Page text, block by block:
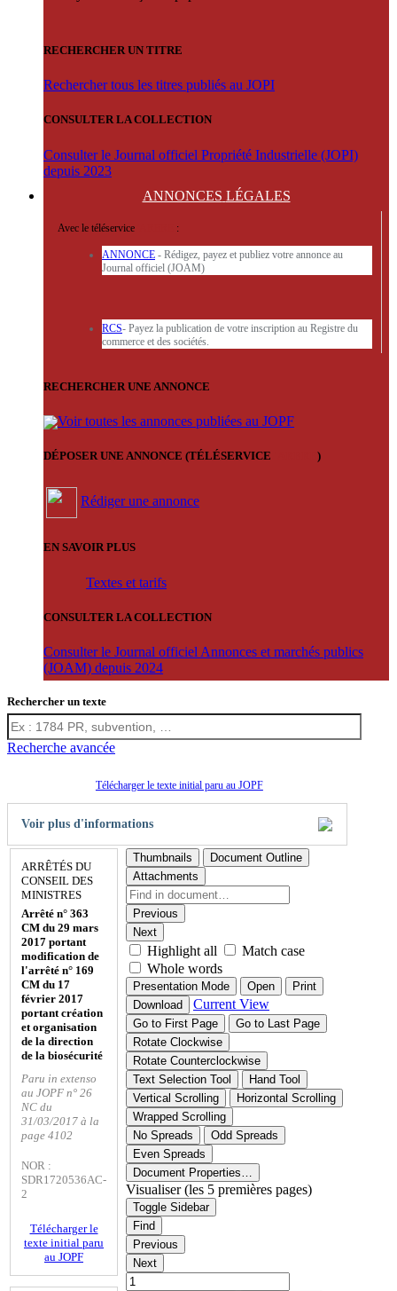
RECHERCHER UN TITRE
Rechercher tous les titres publiés au JOPI
CONSULTER LA COLLECTION
Consulter le Journal officiel Propriété Industrielle (JOPI)
depuis 2023
ANNONCES LÉGALES
Avec le téléservice :
ANNONCE - Rédigez, payez et publiez votre annonce au
Journal officiel (JOAM)
RCS- Payez la publication de votre inscription au Registre du
commerce et des sociétés.
RECHERCHER UNE ANNONCE
Voir toutes les annonces publiées au JOPF
DÉPOSER UNE ANNONCE (TÉLÉSERVICE )
Rédiger une annonce
EN SAVOIR PLUS
Textes et tarifs
CONSULTER LA COLLECTION
Consulter le Journal officiel Annonces et marchés publics
(JOAM) depuis 2024
Rechercher un texte
Recherche avancée
Télécharger le texte initial paru au JOPF
Voir plus d'informations
ARRÊTÉS DU
CONSEIL DES
MINISTRES
Arrêté n° 363
CM du 29 mars
2017 portant
modification de
l'arrêté n° 169
CM du 17
février 2017
portant création
et organisation
de la direction
de la biosécurité
Paru in extenso
au JOPF n° 26
NC du
31/03/2017 à la
page 4102
NOR :
SDR1720536AC-
2
Télécharger le
texte initial paru
au JOPF
Thumbnails
Document Outline
Attachments
Previous
Next
Highlight all
Match case
Whole words
Presentation Mode Open
Print
Download
Current View
Go to First Page
Go to Last Page
Rotate Clockwise
Rotate Counterclockwise
Text Selection Tool
Hand Tool
Vertical Scrolling
Horizontal Scrolling
Wrapped Scrolling
No Spreads
Odd Spreads
Even Spreads
Document Properties…
Visualiser (les 5 premières pages)
Toggle Sidebar
Find
Previous
Next